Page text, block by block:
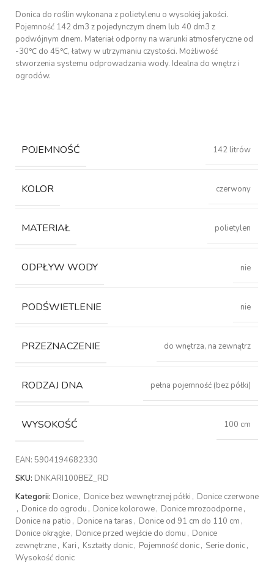
Donica do roślin wykonana z polietylenu o wysokiej jakości.
Pojemność 142 dm3 z pojedynczym dnem lub 40 dm3 z
podwójnym dnem. Materiał odporny na warunki atmosferyczne od
-30℃ do 45℃, łatwy w utrzymaniu czystości. Możliwość
stworzenia systemu odprowadzania wody. Idealna do wnętrz i
ogrodów.
POJEMNOŚĆ 142 litrów
KOLOR czerwony
MATERIAŁ polietylen
ODPŁYW WODY nie
PODŚWIETLENIE nie
PRZEZNACZENIE do wnętrza, na zewnątrz
RODZAJ DNA pełna pojemność (bez półki)
WYSOKOŚĆ 100 cm
EAN: 5904194682330
SKU: DNKARI100BEZ_RD
Kategorii: Donice, Donice bez wewnętrznej półki , Donice czerwone
, Donice do ogrodu , Donice kolorowe, Donice mrozoodporne,
Donice na patio , Donice na taras , Donice od 91 cm do 110 cm ,
Donice okrągłe, Donice przed wejście do domu , Donice
zewnętrzne, Kari , Kształty donic, Pojemność donic, Serie donic,
Wysokość donic